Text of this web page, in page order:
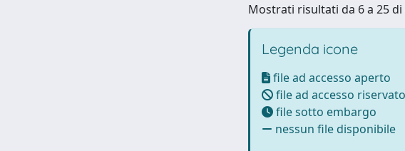
Mostrati risultati da 6 a 25 di
Legenda icone
file ad accesso aperto
file ad accesso riservato
file sotto embargo
nessun file disponibile